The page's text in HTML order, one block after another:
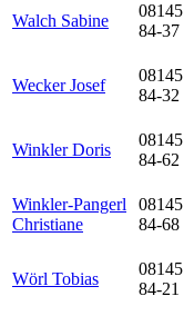
Walch Sabine
08145
84-37
Wecker Josef
08145
84-32
Winkler Doris
08145
84-62
Winkler-Pangerl
Christiane
08145
84-68
Wörl Tobias
08145
84-21